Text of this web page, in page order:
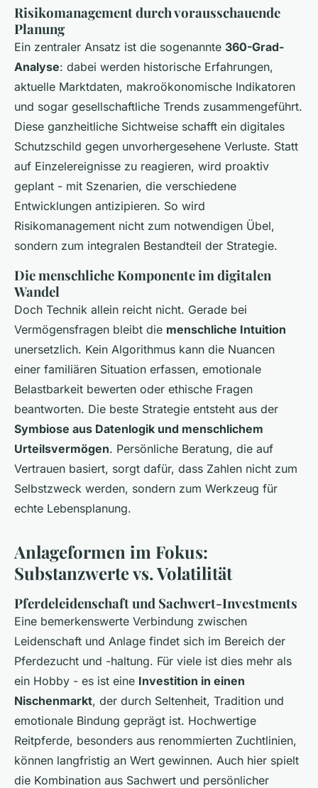
Risikomanagement durch vorausschauende
Planung
Ein zentraler Ansatz ist die sogenannte 360-Grad-
Analyse: dabei werden historische Erfahrungen,
aktuelle Marktdaten, makroökonomische Indikatoren
und sogar gesellschaftliche Trends zusammengeführt.
Diese ganzheitliche Sichtweise schafft ein digitales
Schutzschild gegen unvorhergesehene Verluste. Statt
auf Einzelereignisse zu reagieren, wird proaktiv
geplant - mit Szenarien, die verschiedene
Entwicklungen antizipieren. So wird
Risikomanagement nicht zum notwendigen Übel,
sondern zum integralen Bestandteil der Strategie.
Die menschliche Komponente im digitalen
Wandel
Doch Technik allein reicht nicht. Gerade bei
Vermögensfragen bleibt die menschliche Intuition
unersetzlich. Kein Algorithmus kann die Nuancen
einer familiären Situation erfassen, emotionale
Belastbarkeit bewerten oder ethische Fragen
beantworten. Die beste Strategie entsteht aus der
Symbiose aus Datenlogik und menschlichem
Urteilsvermögen. Persönliche Beratung, die auf
Vertrauen basiert, sorgt dafür, dass Zahlen nicht zum
Selbstzweck werden, sondern zum Werkzeug für
echte Lebensplanung.
Anlageformen im Fokus:
Substanzwerte vs. Volatilität
Pferdeleidenschaft und Sachwert-Investments
Eine bemerkenswerte Verbindung zwischen
Leidenschaft und Anlage findet sich im Bereich der
Pferdezucht und -haltung. Für viele ist dies mehr als
ein Hobby - es ist eine Investition in einen
Nischenmarkt, der durch Seltenheit, Tradition und
emotionale Bindung geprägt ist. Hochwertige
Reitpferde, besonders aus renommierten Zuchtlinien,
können langfristig an Wert gewinnen. Auch hier spielt
die Kombination aus Sachwert und persönlicher